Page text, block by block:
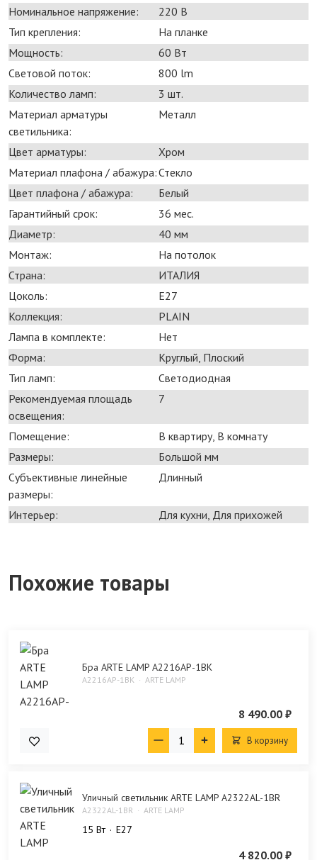
Номинальное напряжение:
220 В
Тип крепления:
На планке
Мощность:
60 Bт
Световой поток:
800 lm
Количество ламп:
3 шт.
Материал арматуры
светильника:
Металл
Цвет арматуры:
Хром
Материал плафона / абажура:Стекло
Цвет плафона / абажура:
Белый
Гарантийный срок:
36 мес.
Диаметр:
40 мм
Монтаж:
На потолок
Страна:
ИТАЛИЯ
Цоколь:
E27
Коллекция:
PLAIN
Лампа в комплекте:
Нет
Форма:
Круглый, Плоский
Тип ламп:
Светодиодная
Рекомендуемая площадь
освещения:
7
Помещение:
В квартиру, В комнату
Размеры:
Большой мм
Субъективные линейные
размеры:
Длинный
Интерьер: Для кухни, Для прихожей
Похожие товары
Бра ARTE LAMP A2216AP-1BK
A2216AP-1BK ARTE LAMP
8 490.00 ₽
В корзину
Уличный светильник ARTE LAMP A2322AL-1BR
A2322AL-1BR ARTE LAMP
15 Bт E27
4 820.00 ₽